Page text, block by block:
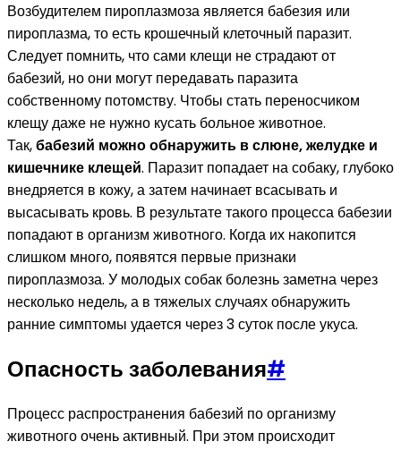
Возбудителем пироплазмоза является бабезия или
пироплазма, то есть крошечный клеточный паразит.
Следует помнить, что сами клещи не страдают от
бабезий, но они могут передавать паразита
собственному потомству. Чтобы стать переносчиком
клещу даже не нужно кусать больное животное.
Так,бабезий можно обнаружить в слюне, желудке и
кишечнике клещей. Паразит попадает на собаку, глубоко
внедряется в кожу, а затем начинает всасывать и
высасывать кровь. В результате такого процесса бабезии
попадают в организм животного. Когда их накопится
слишком много, появятся первые признаки
пироплазмоза. У молодых собак болезнь заметна через
несколько недель, а в тяжелых случаях обнаружить
ранние симптомы удается через 3 суток после укуса.
Опасность заболевания#
Процесс распространения бабезий по организму
животного очень активный. При этом происходит